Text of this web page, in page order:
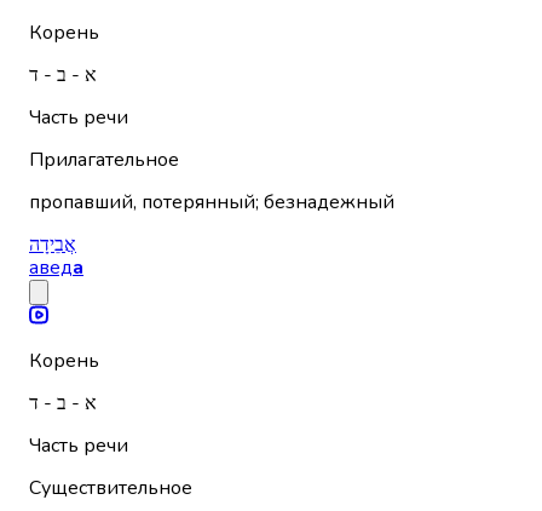
Корень
א - ב - ד
Часть речи
Прилагательное
пропавший, потерянный; безнадежный
אֲבֵידָה
аведа
Корень
א - ב - ד
Часть речи
Существительное